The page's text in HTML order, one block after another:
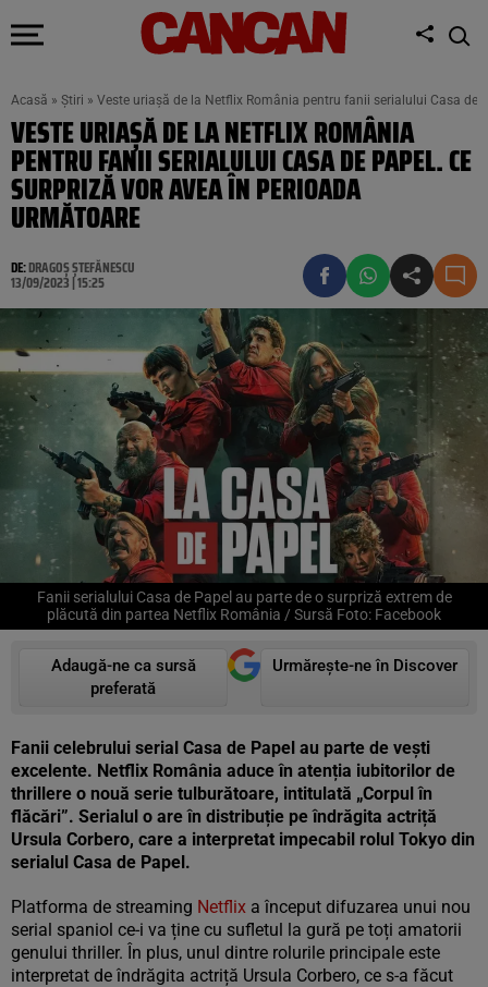
Acasă » Știri » Veste uriașă de la Netflix România pentru fanii serialului Casa de
VESTE URIAȘĂ DE LA NETFLIX ROMÂNIA
PENTRU FANII SERIALULUI CASA DE PAPEL. CE
SURPRIZĂ VOR AVEA ÎN PERIOADA
URMĂTOARE
DE:DRAGOȘ ȘTEFĂNESCU
13/09/2023 | 15:25
Fanii serialului Casa de Papel au parte de o surpriză extrem de
plăcută din partea Netflix România / Sursă Foto: Facebook
Adaugă-ne ca sursă
preferată
Urmărește-ne în Discover
Fanii celebrului serial Casa de Papel au parte de vești
excelente. Netflix România aduce în atenția iubitorilor de
thrillere o nouă serie tulburătoare, intitulată „Corpul în
flăcări”. Serialul o are în distribuție pe îndrăgita actriță
Ursula Corbero, care a interpretat impecabil rolul Tokyo din
serialul Casa de Papel.
Platforma de streaming Netflix a început difuzarea unui nou
serial spaniol ce-i va ține cu sufletul la gură pe toți amatorii
genului thriller. În plus, unul dintre rolurile principale este
interpretat de îndrăgita actriță Ursula Corbero, ce s-a făcut